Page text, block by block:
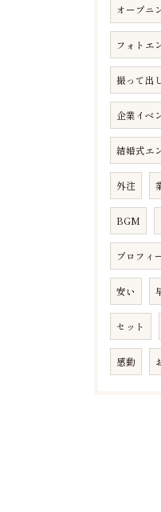
オープニ
フォトエ
撮って出
企業イベ
結婚式エ
外注
BGM
プロフィ
安い
セット
感動